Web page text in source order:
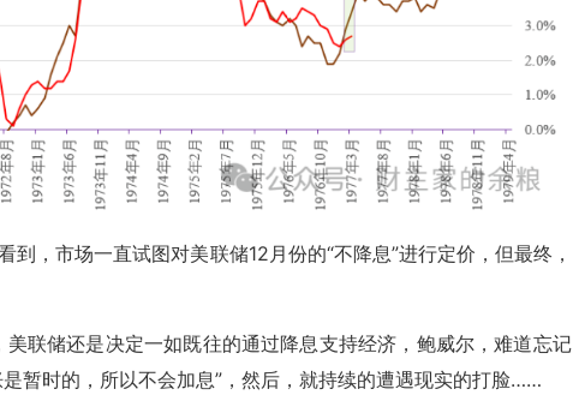
到，市场一直试图对美联储12月份的“不降息”进行定价，但最终，
联储还是决定一如既往的通过降息支持经济，鲍威尔，难道忘记
暂时的，所以不会加息”，然后，就持续的遭遇现实的打脸……